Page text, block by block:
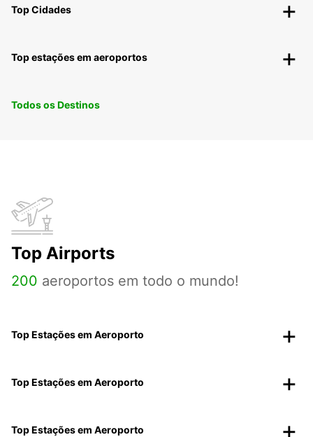
Top Cidades
Top estações em aeroportos
Todos os Destinos
Top Airports
200 aeroportos em todo o mundo!
Top Estações em Aeroporto
Top Estações em Aeroporto
Top Estações em Aeroporto